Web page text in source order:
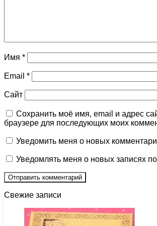
Имя *
Email *
Сайт
Сохранить моё имя, email и адрес
браузере для последующих моих
Уведомить меня о новых
Уведомлять меня о новых записях
Свежие записи